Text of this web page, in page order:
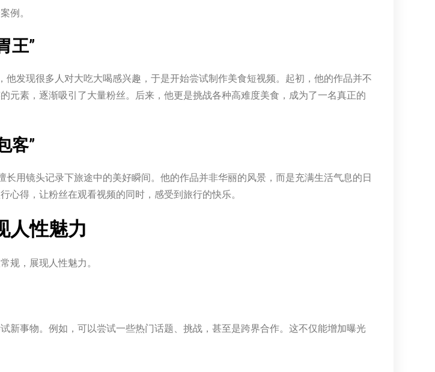
例。
王”
他发现很多人对大吃大喝感兴趣，于是开始尝试制作美食短视频。起初，他的作品并不
元素，逐渐吸引了大量粉丝。后来，他更是挑战各种高难度美食，成为了一名真正的
客”
长用镜头记录下旅途中的美好瞬间。他的作品并非华丽的风景，而是充满生活气息的日
心得，让粉丝在观看视频的同时，感受到旅行的快乐。
人性魅力
规，展现人性魅力。
新事物。例如，可以尝试一些热门话题、挑战，甚至是跨界合作。这不仅能增加曝光